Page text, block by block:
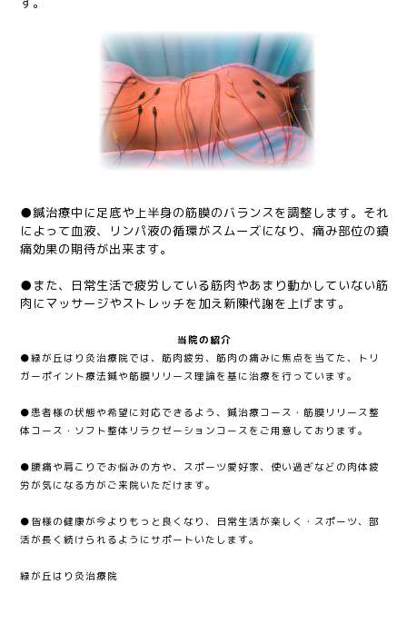
●鍼治療中に足底や上半身の筋膜のバランスを調整します。それ
によって血液、リンパ液の循環がスムーズになり、痛み部位の鎮
痛効果の期待が出来ます。
●また、日常生活で疲労している筋肉やあまり動かしていない筋
肉にマッサージやストレッチを加え新陳代謝を上げます。
当院の紹介
●緑が丘はり灸治療院では、筋肉疲労、筋肉の痛みに焦点を当てた、トリ
ガーポイント療法鍼や筋膜リリース理論を基に治療を行っています。
●患者様の状態や希望に対応できるよう、鍼治療コース・筋膜リリース整
体コース・ソフト整体リラクゼーションコースをご用意しております。
●腰痛や肩こりでお悩みの方や、スポーツ愛好家、使い過ぎなどの肉体疲
労が気になる方がご来院いただけます。
●皆様の健康が今よりもっと良くなり、日常生活が楽しく・スポーツ、部
活が長く続けられるようにサポートいたします。
緑が丘はり灸治療院